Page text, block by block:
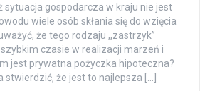
sytuacja gospodarcza w kraju nie jest
wiele osób skłania się do wzięcia
że tego rodzaju ,,zastrzyk”
czasie w realizacji marzeń i
jest prywatna pożyczka hipoteczna?
stwierdzić, że jest to najlepsza […]